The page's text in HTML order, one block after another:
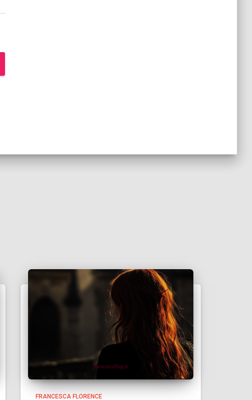
FRANCESCA FLORENCE